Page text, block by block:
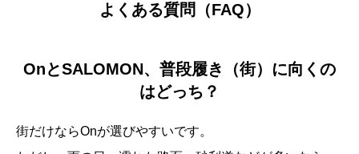
よくある質問（FAQ）
OnとSALOMON、普段履き（街）に向くの
はどっち？
街だけならOnが選びやすいです。